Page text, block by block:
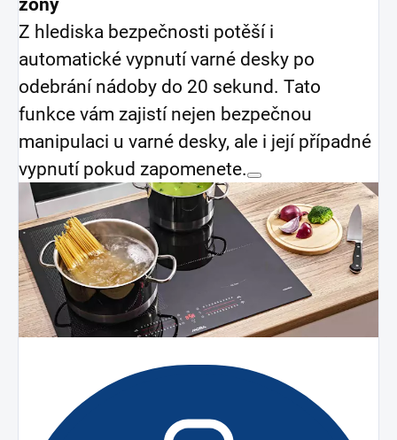
Z hlediska bezpečnosti potěší i
automatické vypnutí varné desky po
odebrání nádoby do 20 sekund. Tato
funkce vám zajistí nejen bezpečnou
manipulaci u varné desky, ale i její případné
vypnutí pokud zapomenete.